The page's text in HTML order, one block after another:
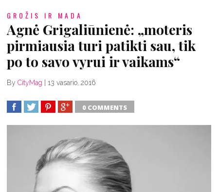
GROŽIS IR MADA
Agnė Grigaliūnienė: „moteris
pirmiausia turi patikti sau, tik
po to savo vyrui ir vaikams“
By CityMag 13 vasario, 2016
0 COMMENTS